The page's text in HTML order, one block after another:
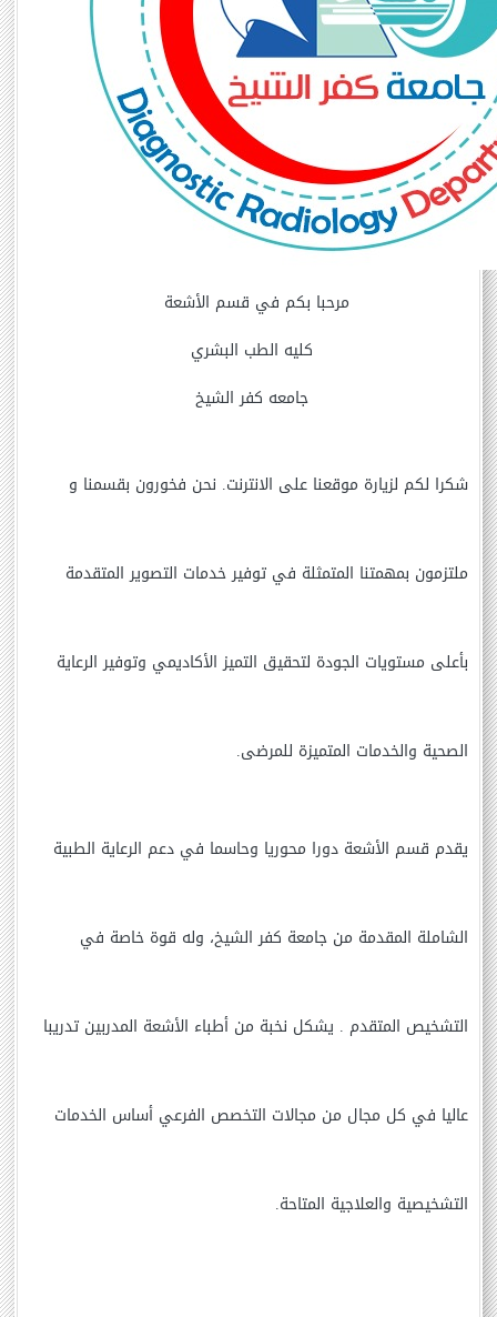
مرحبا بكم في قسم الأشعة
كليه الطب البشري
جامعه كفر الشيخ
شكرا لكم لزيارة موقعنا على الانترنت. نحن فخورون بقسمنا و
ملتزمون بمهمتنا المتمثلة في توفير خدمات التصوير المتقدمة
بأعلى مستويات الجودة لتحقيق التميز الأكاديمي وتوفير الرعاية
الصحية والخدمات المتميزة للمرضى.
يقدم قسم الأشعة دورا محوريا وحاسما في دعم الرعاية الطبية
الشاملة المقدمة من جامعة كفر الشيخ، وله قوة خاصة في
التشخيص المتقدم . يشكل نخبة من أطباء الأشعة المدربين تدريبا
عاليا في كل مجال من مجالات التخصص الفرعي أساس الخدمات
التشخيصية والعلاجية المتاحة.